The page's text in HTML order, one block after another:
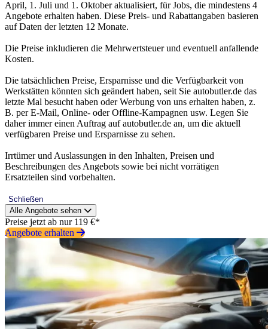
April, 1. Juli und 1. Oktober aktualisiert, für Jobs, die mindestens 4
Angebote erhalten haben. Diese Preis- und Rabattangaben basieren
auf Daten der letzten 12 Monate.
Die Preise inkludieren die Mehrwertsteuer und eventuell anfallende
Kosten.
Die tatsächlichen Preise, Ersparnisse und die Verfügbarkeit von
Werkstätten könnten sich geändert haben, seit Sie autobutler.de das
letzte Mal besucht haben oder Werbung von uns erhalten haben, z.
B. per E-Mail, Online- oder Offline-Kampagnen usw. Legen Sie
daher immer einen Auftrag auf autobutler.de an, um die aktuell
verfügbaren Preise und Ersparnisse zu sehen.
Irrtümer und Auslassungen in den Inhalten, Preisen und
Beschreibungen des Angebots sowie bei nicht vorrätigen
Ersatzteilen sind vorbehalten.
Schließen
Alle Angebote sehen
Preise jetzt ab nur 119 €*
Angebote erhalten